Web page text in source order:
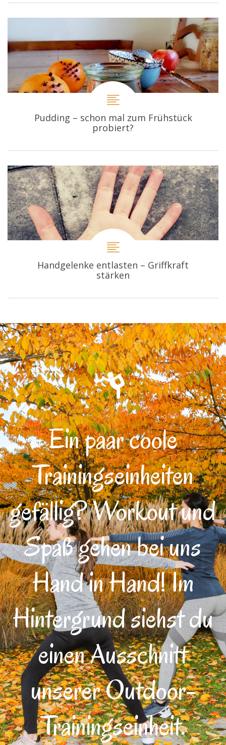
Pudding – schon mal zum Frühstück
probiert?
Handgelenke entlasten – Griffkraft
stärken
Ein paar coole
Trainingseinheiten
gefällig? Workout und
Spaß gehen bei uns
Hand in Hand! Im
Hintergrund siehst du
einen Ausschnitt
unserer Outdoor-
Trainingseinheit.